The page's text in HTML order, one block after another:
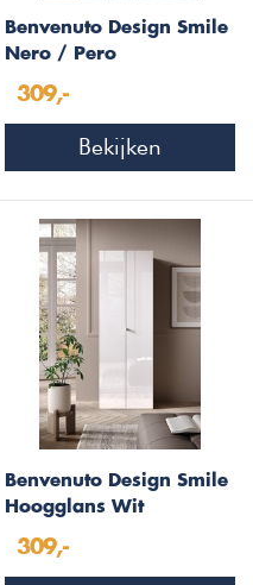
Benvenuto Design Smile
Nero / Pero
309,-
Bekijken
Benvenuto Design Smile
Hoogglans Wit
309,-